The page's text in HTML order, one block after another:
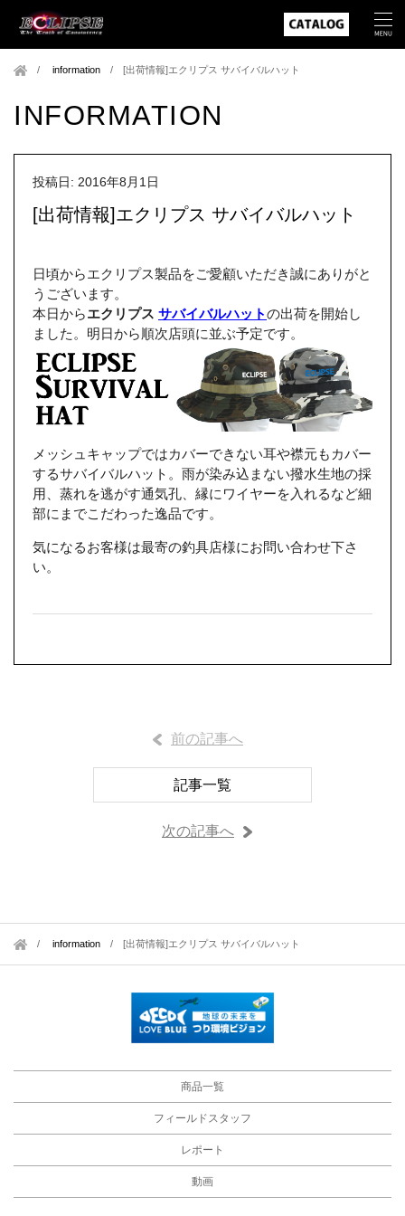
information /[出荷情報]エクリプス サバイバルハット
INFORMATION
投稿日: 2016年8月1日
[出荷情報]エクリプス サバイバルハット
日頃からエクリプス製品をご愛顧いただき誠にありがと
うございます。
本日からエクリプス サバイバルハットの出荷を開始し
ました。明日から順次店頭に並ぶ予定です。
メッシュキャップではカバーできない耳や襟元もカバー
するサバイバルハット。雨が染み込まない撥水生地の採
用、蒸れを逃がす通気孔、縁にワイヤーを入れるなど細
部にまでこだわった逸品です。
気になるお客様は最寄の釣具店様にお問い合わせ下さ
い。
前の記事へ
記事一覧
次の記事へ
information / [出荷情報]エクリプス サバイバルハット
商品一覧
フィールドスタッフ
レポート
動画